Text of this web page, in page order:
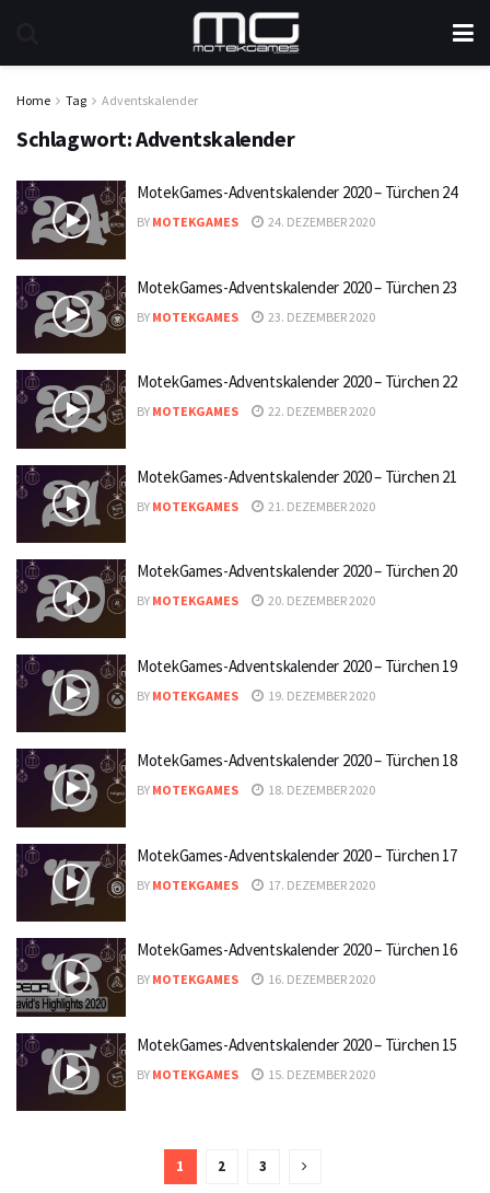
Home Tag Adventskalender
Schlagwort:Adventskalender
MotekGames-Adventskalender 2020 – Türchen 24
BY MOTEKGAMES 24. DEZEMBER 2020
MotekGames-Adventskalender 2020 – Türchen 23
BY MOTEKGAMES 23. DEZEMBER 2020
MotekGames-Adventskalender 2020 – Türchen 22
BY MOTEKGAMES 22. DEZEMBER 2020
MotekGames-Adventskalender 2020 – Türchen 21
BY MOTEKGAMES 21. DEZEMBER 2020
MotekGames-Adventskalender 2020 – Türchen 20
BY MOTEKGAMES 20. DEZEMBER 2020
MotekGames-Adventskalender 2020 – Türchen 19
BY MOTEKGAMES 19. DEZEMBER 2020
MotekGames-Adventskalender 2020 – Türchen 18
BY MOTEKGAMES 18. DEZEMBER 2020
MotekGames-Adventskalender 2020 – Türchen 17
BY MOTEKGAMES 17. DEZEMBER 2020
MotekGames-Adventskalender 2020 – Türchen 16
BY MOTEKGAMES 16. DEZEMBER 2020
MotekGames-Adventskalender 2020 – Türchen 15
BY MOTEKGAMES 15. DEZEMBER 2020
1 2 3